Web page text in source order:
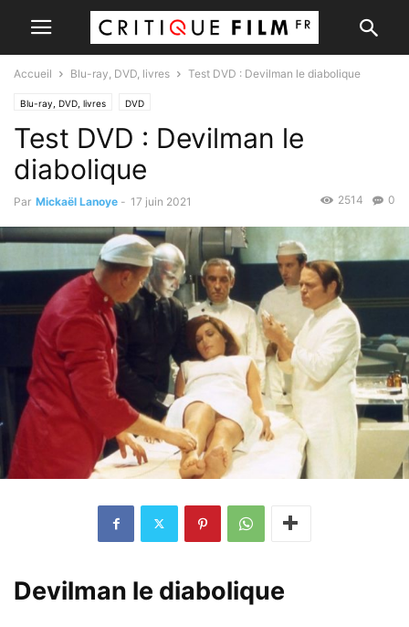
Accueil Blu-ray, DVD, livres Test DVD : Devilman le diabolique
Blu-ray, DVD, livres DVD
Test DVD : Devilman le
diabolique
Par Mickaël Lanoye - 17 juin 2021 0
2514
Devilman le diabolique